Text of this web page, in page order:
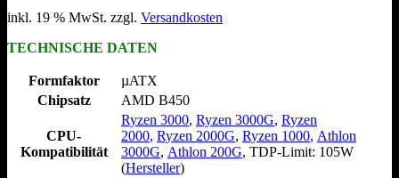
inkl. 19 % MwSt. zzgl. Versandkosten
TECHNISCHE DATEN
Formfaktor
µATX
Chipsatz
AMD B450
CPU-
Kompatibilität
Ryzen 3000, Ryzen 3000G, Ryzen
2000, Ryzen 2000G, Ryzen 1000, Athlon
3000G, Athlon 200G, TDP-Limit: 105W
(Hersteller)